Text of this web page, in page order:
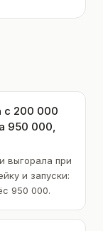
с 200 000
950 000,
выгорала при
и запуски:
950 000.